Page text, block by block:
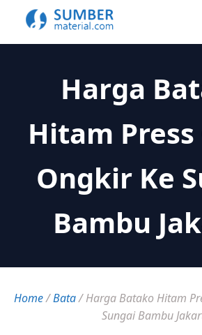
Harga
Hitam
Ongkir Ke
Bambu
Home/Bata/Harga Batako Hitam
Sungai Bambu